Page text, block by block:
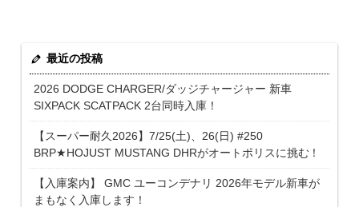
最近の投稿
2026 DODGE CHARGER/ダッジチャージャー 新車
SIXPACK SCATPACK 2台同時入庫！
【スーパー耐久2026】7/25(土)、26(日) #250
BRP★HOJUST MUSTANG DHRがオートポリスに挑む！
【入庫案内】 GMC ユーコンデナリ 2026年モデル新車が
まもなく入庫します！